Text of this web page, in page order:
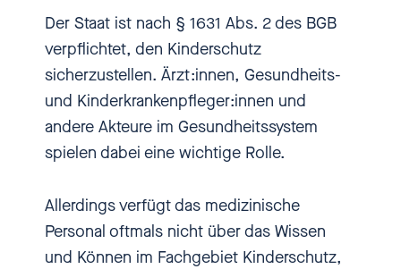
ihr Hilfe findet. Hier ist
einbiszwei. Schön, dass du uns
zuhörst.
[00:00:59.220] - Nadia Kailouli
Verletzungen kontaktiert, die
sonst nur bei Zusammenstößen
mit Autos auftreten. Das hat der
Der Staat ist nach § 1631 Abs. 2 des BGB
verpflichtet, den Kinderschutz
sicherzustellen. Ärzt:innen, Gesundheits-
und Kinderkrankenpfleger:innen und
andere Akteure im Gesundheitssystem
spielen dabei eine wichtige Rolle.
Allerdings verfügt das medizinische
Personal oftmals nicht über das Wissen
und Können im Fachgebiet Kinderschutz,